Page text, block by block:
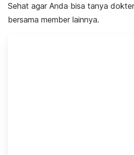
Sehat agar Anda bisa tanya
bersama member lainnya.